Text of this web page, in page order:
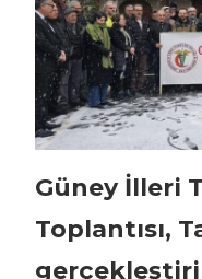
Güney İlleri
Toplantısı,